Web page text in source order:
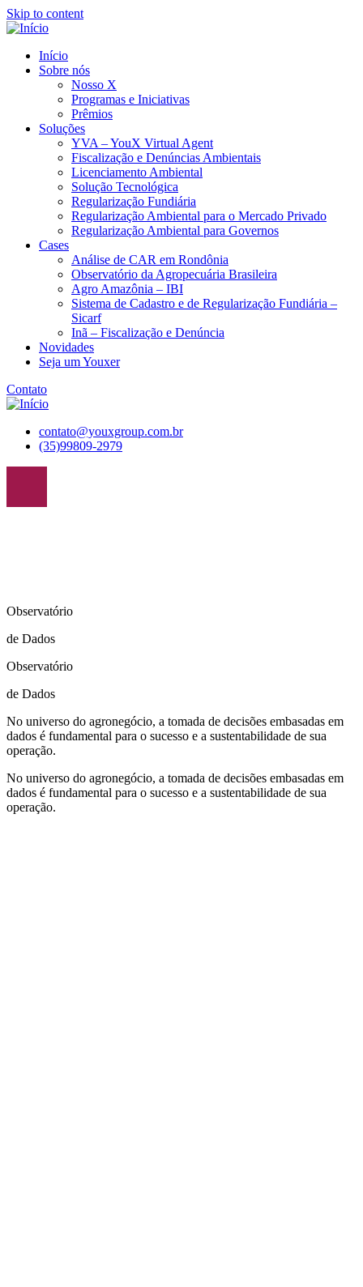
Skip to content
Início
Sobre nós
Nosso X
Programas e Iniciativas
Prêmios
Soluções
YVA – YouX Virtual Agent
Fiscalização e Denúncias Ambientais
Licenciamento Ambiental
Solução Tecnológica
Regularização Fundiária
Regularização Ambiental para o Mercado Privado
Regularização Ambiental para Governos
Cases
Análise de CAR em Rondônia
Observatório da Agropecuária Brasileira
Agro Amazônia – IBI
Sistema de Cadastro e de Regularização Fundiária –
Sicarf
Inã – Fiscalização e Denúncia
Novidades
Seja um Youxer
Contato
contato@youxgroup.com.br
(35)99809-2979
Observatório
de Dados
Observatório
de Dados
No universo do agronegócio, a tomada de decisões embasadas em
dados é fundamental para o sucesso e a sustentabilidade de sua
operação.
No universo do agronegócio, a tomada de decisões embasadas em
dados é fundamental para o sucesso e a sustentabilidade de sua
operação.